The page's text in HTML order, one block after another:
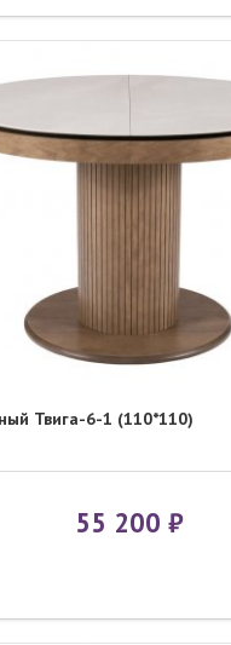
Твига-6-1 (110*110)
55 200